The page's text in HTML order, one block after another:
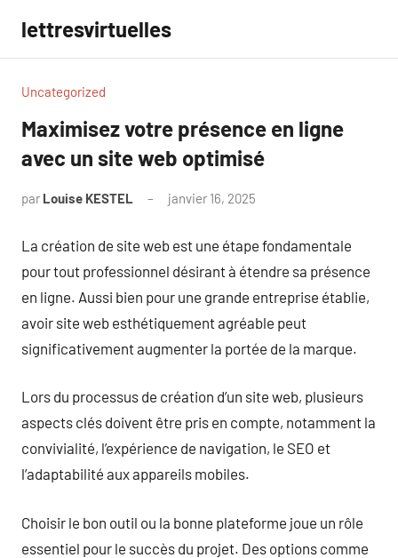
contenu
lettresvirtuelles
Uncategorized
Maximisez votre présence en ligne
avec un site web optimisé
par Louise KESTEL janvier 16, 2025
La création de site web est une étape fondamentale
pour tout professionnel désirant à étendre sa présence
en ligne. Aussi bien pour une grande entreprise établie,
avoir site web esthétiquement agréable peut
significativement augmenter la portée de la marque.
Lors du processus de création d’un site web, plusieurs
aspects clés doivent être pris en compte, notamment la
convivialité, l’expérience de navigation, le SEO et
l’adaptabilité aux appareils mobiles.
Choisir le bon outil ou la bonne plateforme joue un rôle
essentiel pour le succès du projet. Des options comme